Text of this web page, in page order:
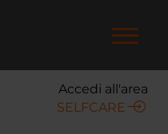
Accedi all'area
SELFCARE